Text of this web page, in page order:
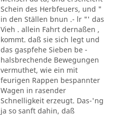
Schein des Herbfeuers, und "
in den Ställen bnun .- lr "' das
Vieh . allein Fahrt dernaßen ,
kommt. daß sie sich legt und
das gaspfehe Sieben be -
halsbrechende Bewegungen
vermuthet, wie ein mit
feurigen Rappen bespannter
Wagen in rasender
Schnelligkeit erzeugt. Das-'ng
ja so sanft dahin, daß